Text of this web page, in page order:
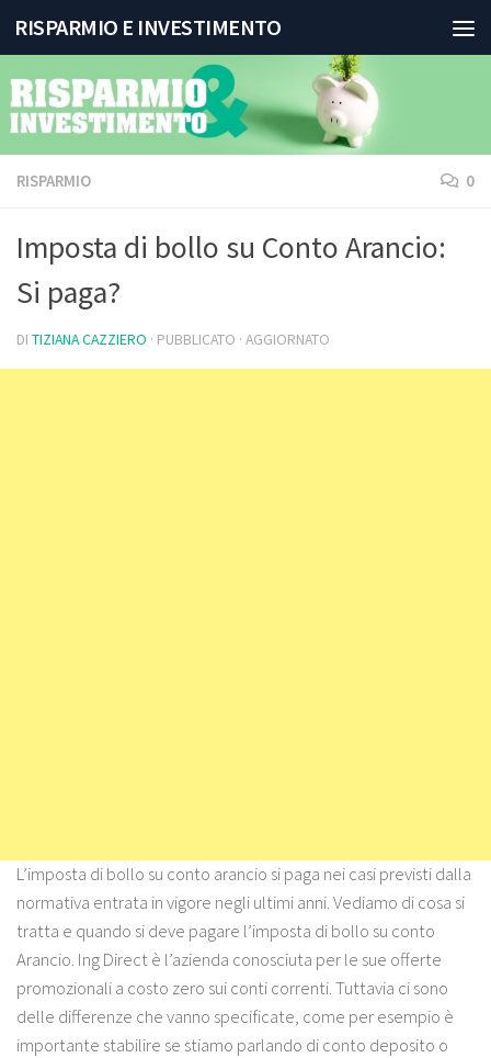
Salta al contenuto
RISPARMIO E INVESTIMENTO
RISPARMIO 0
Imposta di bollo su Conto Arancio:
Si paga?
DI TIZIANA CAZZIERO · PUBBLICATO · AGGIORNATO
L’imposta di bollo su conto arancio si paga nei casi previsti dalla
normativa entrata in vigore negli ultimi anni. Vediamo di cosa si
tratta e quando si deve pagare l’imposta di bollo su conto
Arancio. Ing Direct è l’azienda conosciuta per le sue offerte
promozionali a costo zero sui conti correnti. Tuttavia ci sono
delle differenze che vanno specificate, come per esempio è
importante stabilire se stiamo parlando di conto deposito o